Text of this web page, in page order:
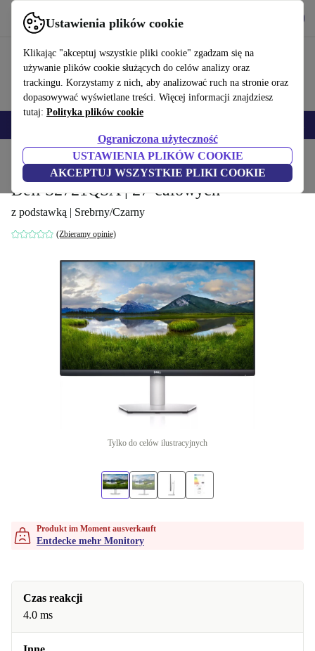
Ustawienia plików cookie
Klikając "akceptuj wszystkie pliki cookie" zgadzam się na
używanie plików cookie służących do celów analizy oraz
trackingu. Korzystamy z nich, aby analizować ruch na stronie oraz
dopasowywać wyświetlane treści. Więcej informacji znajdziesz
tutaj: Polityka plików cookie
Ograniczona użyteczność
USTAWIENIA PLIKÓW COOKIE
AKCEPTUJ WSZYSTKIE PLIKI COOKIE
Korzystaj z refurbed szybko i łatwo
Produkty Monitory
Dell S2721QSA | 27-calowych
z podstawką | Srebrny/Czarny
(Zbieramy opinie)
Tylko do celów ilustracyjnych
Produkt im Moment ausverkauft
Entdecke mehr Monitory
Czas reakcji
4.0 ms